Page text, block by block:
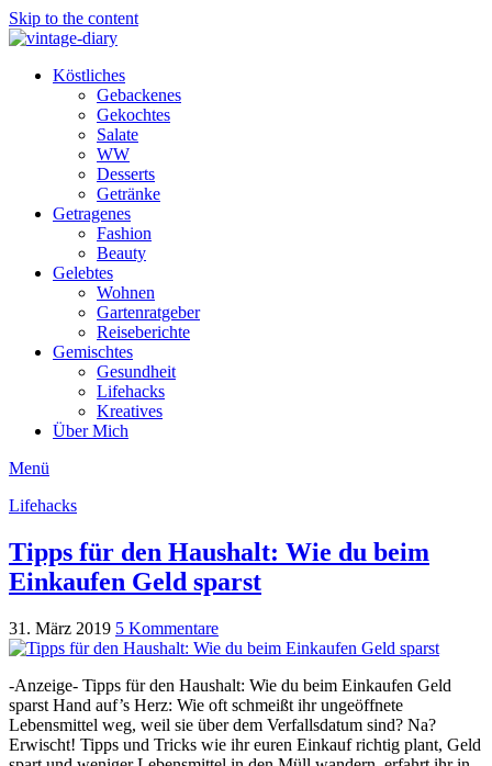
Skip to the content
Köstliches
Gebackenes
Gekochtes
Salate
WW
Desserts
Getränke
Getragenes
Fashion
Beauty
Gelebtes
Wohnen
Gartenratgeber
Reiseberichte
Gemischtes
Gesundheit
Lifehacks
Kreatives
Über Mich
Menü
Lifehacks
Tipps für den Haushalt: Wie du beim
Einkaufen Geld sparst
31. März 2019 5 Kommentare
-Anzeige- Tipps für den Haushalt: Wie du beim Einkaufen Geld
sparst Hand auf’s Herz: Wie oft schmeißt ihr ungeöffnete
Lebensmittel weg, weil sie über dem Verfallsdatum sind? Na?
Erwischt! Tipps und Tricks wie ihr euren Einkauf richtig plant, Geld